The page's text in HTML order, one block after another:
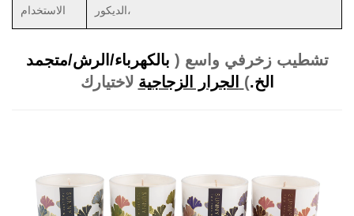
الاستخدام
الديكور،
تشطيب زخرفي واسع ( بالكهرباء/ الرش/متجمد
الخ.) الجرار الزجاجية لاختيارك